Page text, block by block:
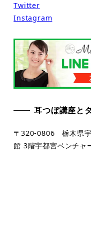
Twitter
Instagram
耳つぼ講座と
〒320-0806 栃木県宇
館 3階宇都宮ベンチャ